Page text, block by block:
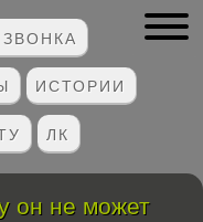
ИСТОРИИ
ЛК
он не может